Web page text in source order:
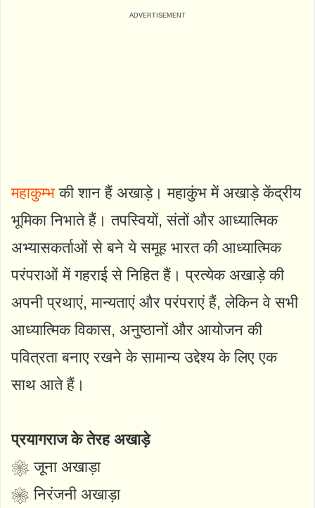
महाकुम्भ की शान हैं अखाड़े। महाकुंभ में अखाड़े केंद्रीय
भूमिका निभाते हैं। तपस्वियों, संतों और आध्यात्मिक
अभ्यासकर्ताओं से बने ये समूह भारत की आध्यात्मिक
परंपराओं में गहराई से निहित हैं। प्रत्येक अखाड़े की
अपनी प्रथाएं, मान्यताएं और परंपराएं हैं, लेकिन वे सभी
आध्यात्मिक विकास, अनुष्ठानों और आयोजन की
पवित्रता बनाए रखने के सामान्य उद्देश्य के लिए एक
साथ आते हैं।
प्रयागराज के तेरह अखाड़े
❀ जूना अखाड़ा
❀ निरंजनी अखाड़ा